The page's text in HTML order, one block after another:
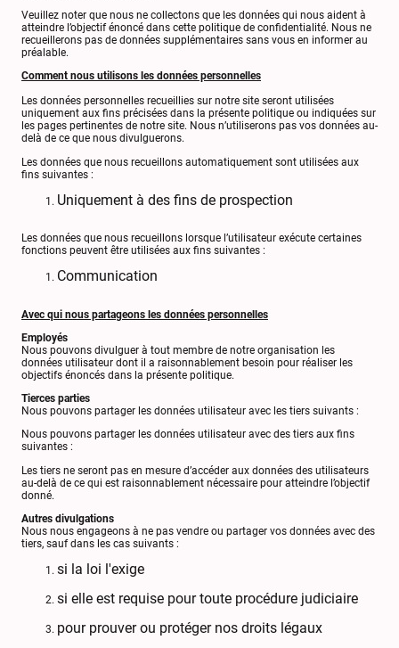
Veuillez noter que nous ne collectons que les données qui nous aident à
atteindre l’objectif énoncé dans cette politique de confidentialité. Nous ne
recueillerons pas de données supplémentaires sans vous en informer au
préalable.
Comment nous utilisons les données personnelles
Les données personnelles recueillies sur notre site seront utilisées
uniquement aux fins précisées dans la présente politique ou indiquées sur
les pages pertinentes de notre site. Nous n’utiliserons pas vos données au-
delà de ce que nous divulguerons.
Les données que nous recueillons automatiquement sont utilisées aux
fins suivantes :
Uniquement à des fins de prospection
Les données que nous recueillons lorsque l’utilisateur exécute certaines
fonctions peuvent être utilisées aux fins suivantes :
Communication
Avec qui nous partageons les données personnelles
Employés
Nous pouvons divulguer à tout membre de notre organisation les
données utilisateur dont il a raisonnablement besoin pour réaliser les
objectifs énoncés dans la présente politique.
Tierces parties
Nous pouvons partager les données utilisateur avec les tiers suivants :
Nous pouvons partager les données utilisateur avec des tiers aux fins
suivantes :
Les tiers ne seront pas en mesure d’accéder aux données des utilisateurs
au-delà de ce qui est raisonnablement nécessaire pour atteindre l’objectif
donné.
Autres divulgations
Nous nous engageons à ne pas vendre ou partager vos données avec des
tiers, sauf dans les cas suivants :
si la loi l'exige
si elle est requise pour toute procédure judiciaire
pour prouver ou protéger nos droits légaux